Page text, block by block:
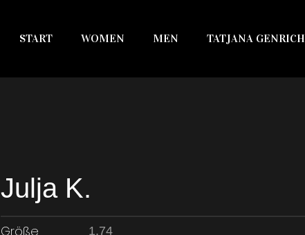
START WOMEN MEN TATJANA GENRICH
Julja K.
Größe 1,74